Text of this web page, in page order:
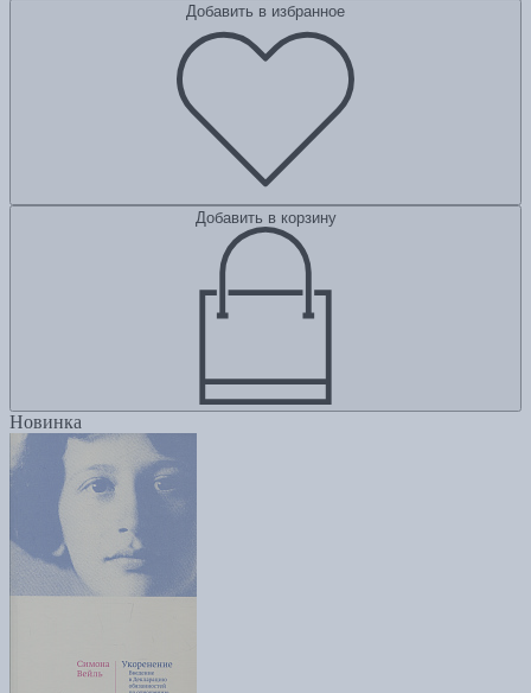
Добавить в избранное
Добавить в корзину
Новинка